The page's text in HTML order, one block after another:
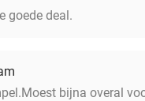
goede deal.
bijna overal